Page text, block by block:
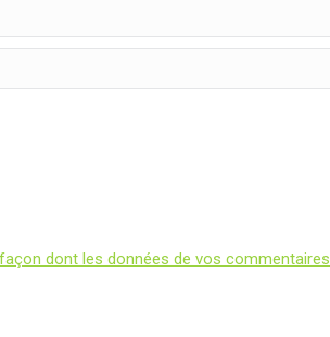
dont les données de vos commentaires